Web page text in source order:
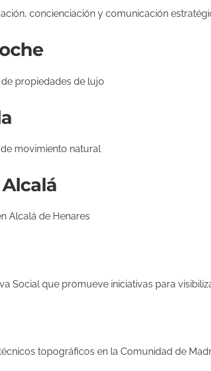
concienciación y comunicación
propiedades de lujo
movimiento natural
Alcalá de Henares
Social que promueve iniciativas para
topográficos en la Comunidad de